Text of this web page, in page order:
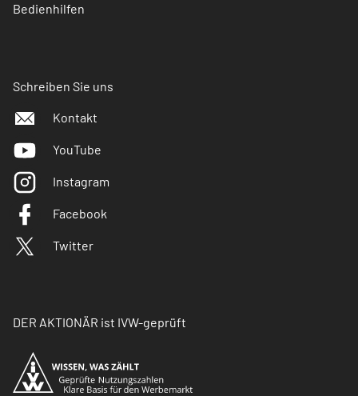
Bedienhilfen
Schreiben Sie uns
Kontakt
YouTube
Instagram
Facebook
Twitter
DER AKTIONÄR ist IVW-geprüft